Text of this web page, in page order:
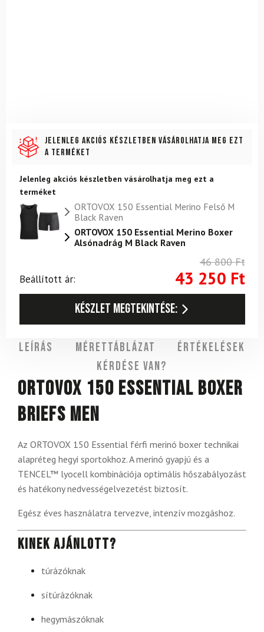
Jelenleg akciós készletben vásárolhatja meg ezt
a terméket
Jelenleg akciós készletben vásárolhatja meg ezt a
terméket
ORTOVOX 150 Essential Merino Felső M
Black Raven
ORTOVOX 150 Essential Merino Boxer
Alsónadrág M Black Raven
46 800Ft
Beállított ár:
43 250 Ft
Készlet megtekintése:
Leírás Mérettáblázat
Értékelések
Kérdése van?
Ortovox 150 Essential Boxer
Briefs Men
Az ORTOVOX 150 Essential férfi merinó boxer technikai
alapréteg hegyi sportokhoz. A merinó gyapjú és a
TENCEL™ lyocell kombinációja optimális hőszabályozást
és hatékony nedvességelvezetést biztosít.
Egész éves használatra tervezve, intenzív mozgáshoz.
Kinek ajánlott?
túrázóknak
sítúrázóknak
hegymászóknak